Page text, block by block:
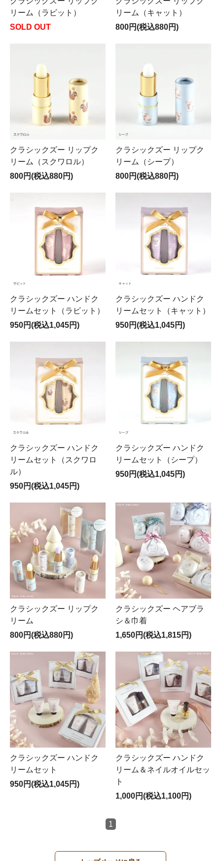
リーム（ラビット）
SOLD OUT
リーム（キャット）
800円(税込880円)
クラシックズー リップク
リーム（スクワロル）
800円(税込880円)
クラシックズー リップク
リーム（シープ）
800円(税込880円)
クラシックズー ハンドク
リームセット（ラビット）
950円(税込1,045円)
クラシックズー ハンドク
リームセット（キャット）
950円(税込1,045円)
クラシックズー ハンドク
リームセット（スクワロ
ル）
950円(税込1,045円)
クラシックズー ハンドク
リームセット（シープ）
950円(税込1,045円)
クラシックズー リップク
リーム
800円(税込880円)
クラシックズー ヘアブラ
シ＆巾着
1,650円(税込1,815円)
クラシックズー ハンドク
リームセット
950円(税込1,045円)
クラシックズー ハンドク
リーム＆ネイルオイルセッ
ト
1,000円(税込1,100円)
1